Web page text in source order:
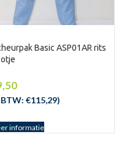
Basic ASP01AR rits
BTW:€115,29)
informatie